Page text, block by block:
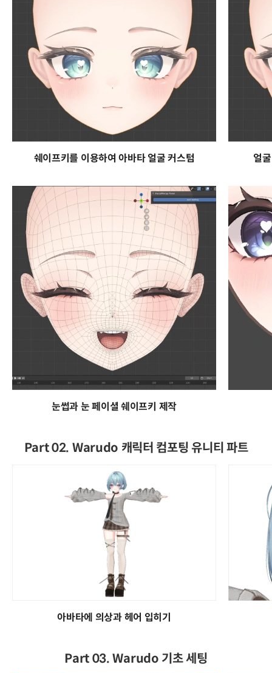
쉐이프키를 이용하여 아바타 얼굴 커스텀 얼
눈썹과 눈 페이셜 쉐이프키 제작
Part 02. Warudo 캐릭터 컴포팅 유니티 파트
아바타에 의상과 헤어 입히기
Part 03. Warudo 기초 세팅